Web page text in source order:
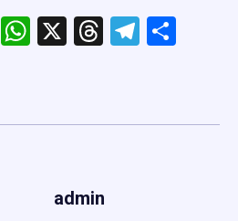
Facebook
WhatsApp
X Threads
admin